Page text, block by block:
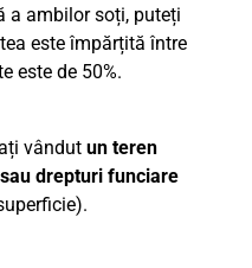
a ambilor soți, puteți
este împărțită între
este de 50%.
vândut un teren
drepturi funciare